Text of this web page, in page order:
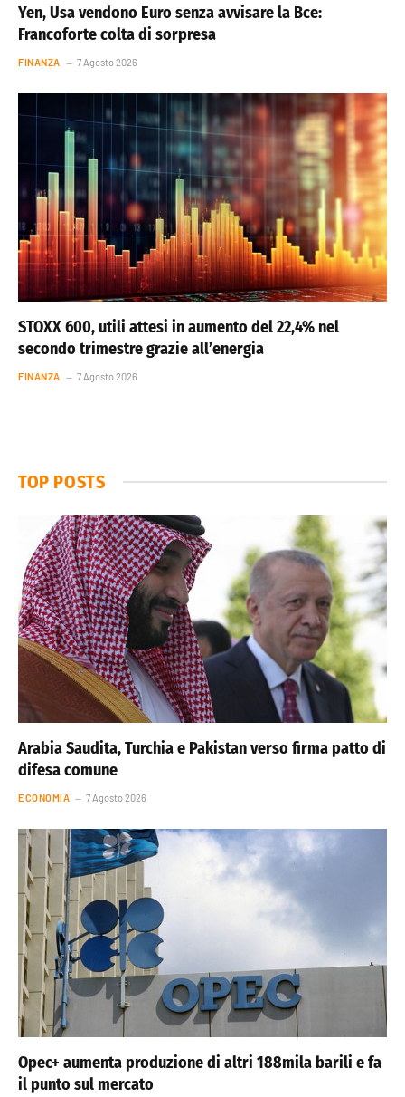
Yen, Usa vendono Euro senza avvisare la Bce:
Francoforte colta di sorpresa
FINANZA 7 Agosto 2026
STOXX 600, utili attesi in aumento del 22,4% nel
secondo trimestre grazie all’energia
FINANZA 7 Agosto 2026
TOP POSTS
Arabia Saudita, Turchia e Pakistan verso firma patto di
difesa comune
ECONOMIA 7 Agosto 2026
Opec+ aumenta produzione di altri 188mila barili e fa
il punto sul mercato